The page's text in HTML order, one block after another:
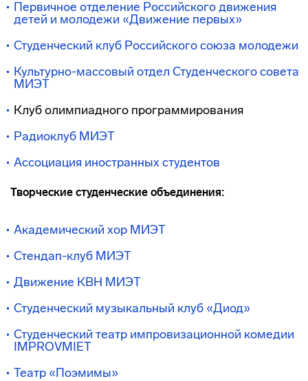
Первичное отделение Российского движения
детей и молодежи «Движение первых»
Студенческий клуб Российского союза молодежи
Культурно-массовый отдел Студенческого совета
МИЭТ
Клуб олимпиадного программирования
Радиоклуб МИЭТ
Ассоциация иностранных студентов
Творческие студенческие объединения:
Академический хор МИЭТ
Стендап-клуб МИЭТ
Движение КВН МИЭТ
Студенческий музыкальный клуб «Диод»
Студенческий театр импровизационной комедии
IMPROVMIET
Театр «Поэмимы»